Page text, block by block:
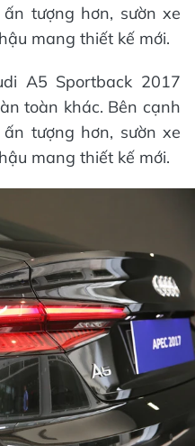
tượng hơn, sườn xe
mang thiết kế mới.
A5 Sportback 2017
toàn khác. Bên cạnh
tượng hơn, sườn xe
mang thiết kế mới.